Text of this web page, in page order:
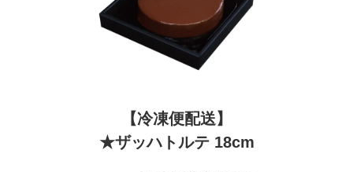
【冷凍便配送】
★ザッハトルテ 18cm